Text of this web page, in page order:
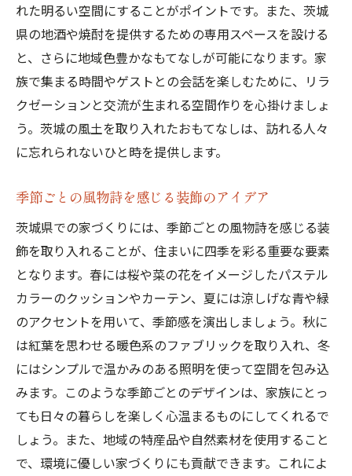
れた明るい空間にすることがポイントです。また、茨城
県の地酒や焼酎を提供するための専用スペースを設ける
と、さらに地域色豊かなもてなしが可能になります。家
族で集まる時間やゲストとの会話を楽しむために、リラ
クゼーションと交流が生まれる空間作りを心掛けましょ
う。茨城の風土を取り入れたおもてなしは、訪れる人々
に忘れられないひと時を提供します。
季節ごとの風物詩を感じる装飾のアイデア
茨城県での家づくりには、季節ごとの風物詩を感じる装
飾を取り入れることが、住まいに四季を彩る重要な要素
となります。春には桜や菜の花をイメージしたパステル
カラーのクッションやカーテン、夏には涼しげな青や緑
のアクセントを用いて、季節感を演出しましょう。秋に
は紅葉を思わせる暖色系のファブリックを取り入れ、冬
にはシンプルで温かみのある照明を使って空間を包み込
みます。このような季節ごとのデザインは、家族にとっ
ても日々の暮らしを楽しく心温まるものにしてくれるで
しょう。また、地域の特産品や自然素材を使用すること
で、環境に優しい家づくりにも貢献できます。これによ